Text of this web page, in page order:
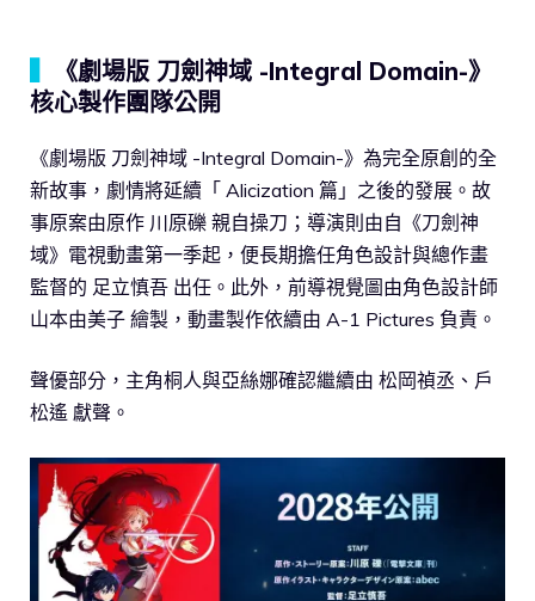
《劇場版 刀劍神域 -Integral Domain-》
核心製作團隊公開
《劇場版 刀劍神域 -Integral Domain-》為完全原創的全
新故事，劇情將延續「 Alicization 篇」之後的發展。故
事原案由原作 川原礫 親自操刀；導演則由自《刀劍神
域》電視動畫第一季起，便長期擔任角色設計與總作畫
監督的 足立慎吾 出任。此外，前導視覺圖由角色設計師
山本由美子 繪製，動畫製作依續由 A-1 Pictures 負責。
聲優部分，主角桐人與亞絲娜確認繼續由 松岡禎丞、戶
松遙 獻聲。